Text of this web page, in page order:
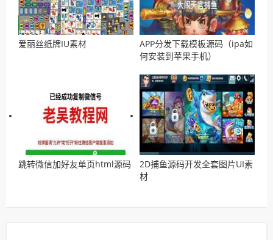
爱丽丝纸牌IU素材
APP分发下载模板源码（ipa如
何安装到苹果手机）
跳转微信加好友单页html源码
2D捕鱼源码开发全套图片UI素
材